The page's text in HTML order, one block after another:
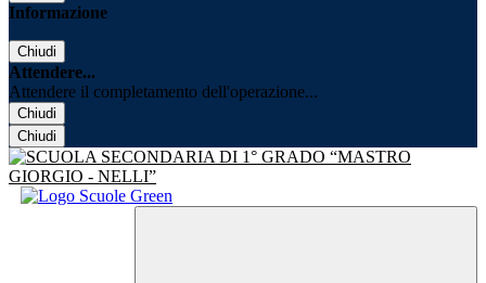
Informazione
Chiudi
Attendere...
Attendere il completamento dell'operazione...
Chiudi
Chiudi